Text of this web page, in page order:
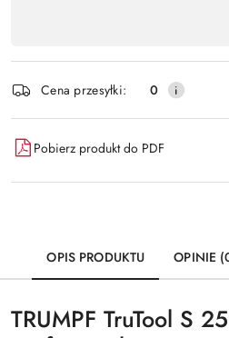
płatność
i
dostawa
Cena przesyłki: 0
Pobierz produkt do PDF
OPIS PRODUKTU OPINIE
TRUMPF TruTool S